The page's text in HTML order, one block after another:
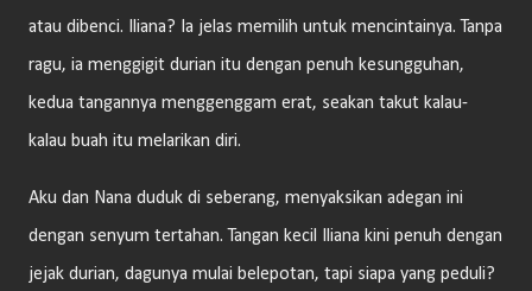
atau dibenci. Iliana? Ia jelas memilih untuk mencintainya. Tanpa
ragu, ia menggigit durian itu dengan penuh kesungguhan,
kedua tangannya menggenggam erat, seakan takut kalau-
kalau buah itu melarikan diri.
Aku dan Nana duduk di seberang, menyaksikan adegan ini
dengan senyum tertahan. Tangan kecil Iliana kini penuh dengan
jejak durian, dagunya mulai belepotan, tapi siapa yang peduli?